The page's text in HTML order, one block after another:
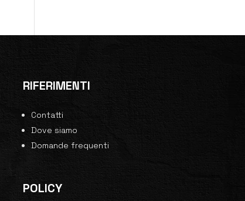
RIFERIMENTI
Contatti
Dove siamo
Domande frequenti
POLICY